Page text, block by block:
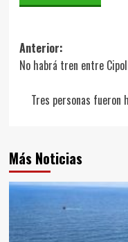
Navegación
de
entradas
Anterior:
No habrá tren entre
Tres personas fueron
Más Noticias